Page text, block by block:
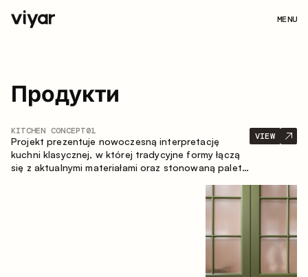
MENU
Продукти
KITCHEN CONCEPT01
Projekt prezentuje nowoczesną interpretację
kuchni klasycznej, w której tradycyjne formy łączą
się z aktualnymi materiałami oraz stonowaną paletą
kompozycja zabudowy tworzy komfortową i
VIEW